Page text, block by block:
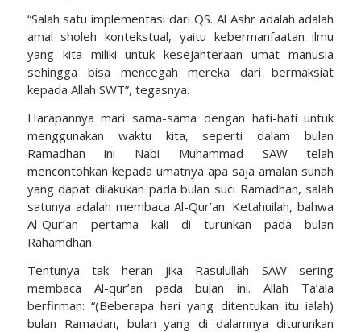
“Salah satu implementasi dari QS. Al Ashr adalah adalah
amal sholeh kontekstual, yaitu kebermanfaatan ilmu
yang kita miliki untuk kesejahteraan umat manusia
sehingga bisa mencegah mereka dari bermaksiat
kepada Allah SWT”, tegasnya.
Harapannya mari sama-sama dengan hati-hati untuk
menggunakan waktu kita, seperti dalam bulan
Ramadhan ini Nabi Muhammad SAW telah
mencontohkan kepada umatnya apa saja amalan sunah
yang dapat dilakukan pada bulan suci Ramadhan, salah
satunya adalah membaca Al-Qur’an. Ketahuilah, bahwa
Al-Qur’an pertama kali di turunkan pada bulan
Rahamdhan.
Tentunya tak heran jika Rasulullah SAW sering
membaca Al-qur’an pada bulan ini. Allah Ta’ala
berfirman: “(Beberapa hari yang ditentukan itu ialah)
bulan Ramadan, bulan yang di dalamnya diturunkan